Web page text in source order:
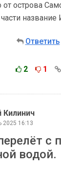
от острова
название
Ответить
2 1
Килинич
2025 16:13
с
водой.